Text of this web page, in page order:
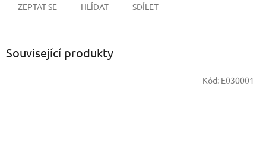
ZEPTAT SE HLÍDAT SDÍLET
Související produkty
Kód: E030001